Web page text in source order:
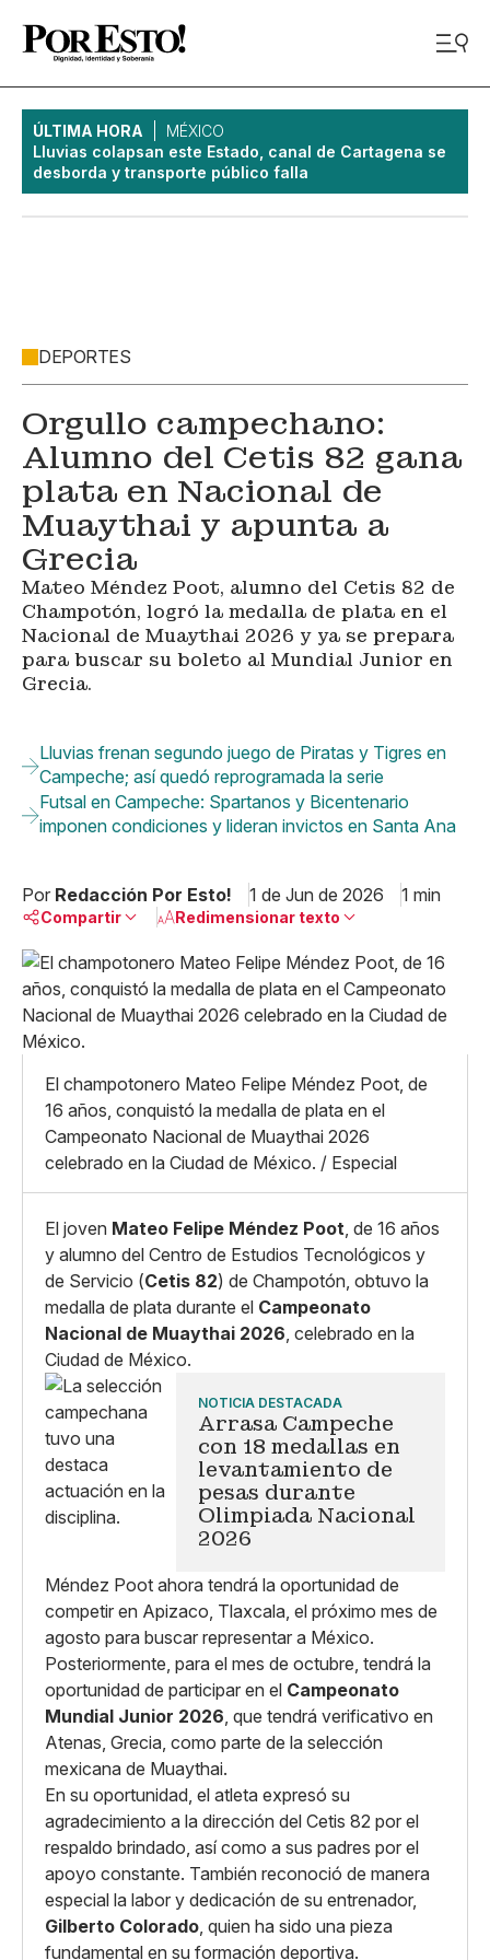
ÚLTIMA HORA
MÉXICO
Lluvias colapsan este Estado, canal de Cartagena se
desborda y transporte público falla
DEPORTES
Orgullo campechano:
Alumno del Cetis 82 gana
plata en Nacional de
Muaythai y apunta a
Grecia
Mateo Méndez Poot, alumno del Cetis 82 de
Champotón, logró la medalla de plata en el
Nacional de Muaythai 2026 y ya se prepara
para buscar su boleto al Mundial Junior en
Grecia.
Lluvias frenan segundo juego de Piratas y Tigres en
Campeche; así quedó reprogramada la serie
Futsal en Campeche: Spartanos y Bicentenario
imponen condiciones y lideran invictos en Santa Ana
Por Redacción Por Esto! 1 de Jun de 2026 1 min
Compartir
Linkedin
Facebook
X
Whatsapp
Redimensionar texto
Pequeño
Mediano
Grande
El champotonero Mateo Felipe Méndez Poot, de
16 años, conquistó la medalla de plata en el
Campeonato Nacional de Muaythai 2026
celebrado en la Ciudad de México. / Especial
El joven Mateo Felipe Méndez Poot, de 16 años
y alumno del Centro de Estudios Tecnológicos y
de Servicio (Cetis 82) de Champotón, obtuvo la
medalla de plata durante el Campeonato
Nacional de Muaythai 2026, celebrado en la
Ciudad de México.
NOTICIA DESTACADA
Arrasa Campeche
con 18 medallas en
levantamiento de
pesas durante
Olimpiada Nacional
2026
Méndez Poot ahora tendrá la oportunidad de
competir en Apizaco, Tlaxcala, el próximo mes de
agosto para buscar representar a México.
Posteriormente, para el mes de octubre, tendrá la
oportunidad de participar en el Campeonato
Mundial Junior 2026, que tendrá verificativo en
Atenas, Grecia, como parte de la selección
mexicana de Muaythai.
En su oportunidad, el atleta expresó su
agradecimiento a la dirección del Cetis 82 por el
respaldo brindado, así como a sus padres por el
apoyo constante. También reconoció de manera
especial la labor y dedicación de su entrenador,
Gilberto Colorado, quien ha sido una pieza
fundamental en su formación deportiva.